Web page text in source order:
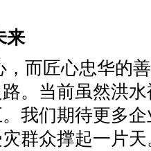
来
而匠心忠华的
。当前虽然洪
我们期待更多
群众撑起一片